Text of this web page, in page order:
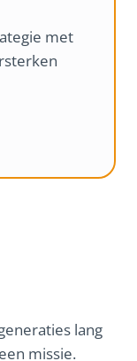
met
lang
missie.